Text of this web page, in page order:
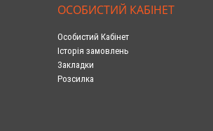
ОСОБИСТИЙ КАБІНЕТ
Особистий Кабінет
Історія замовлень
Закладки
Розсилка